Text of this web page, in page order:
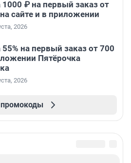
₽ на первый заказ от
сайте и в приложении
2026
на первый заказ от 700
Пятёрочка
2026
промокоды